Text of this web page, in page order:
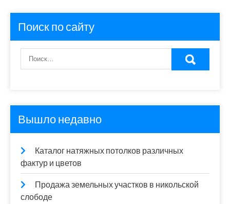
Поиск по сайту
Вышло недавно
Каталог натяжных потолков различных
фактур и цветов
Продажа земельных участков в никольской
слободе